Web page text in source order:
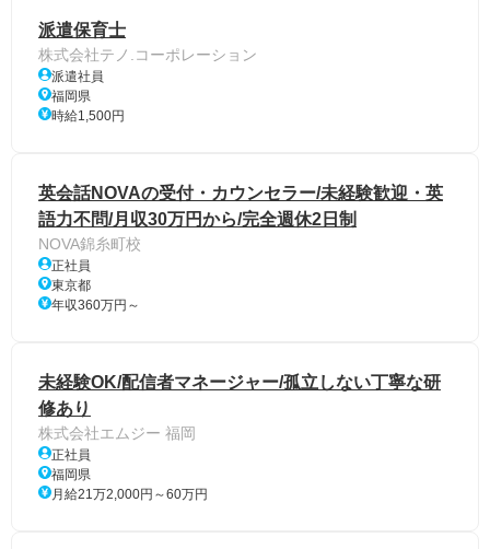
派遣保育士
株式会社テノ.コーポレーション
派遣社員
福岡県
時給1,500円
英会話NOVAの受付・カウンセラー/未経験歓迎・英
語力不問/月収30万円から/完全週休2日制
NOVA錦糸町校
正社員
東京都
年収360万円～
未経験OK/配信者マネージャー/孤立しない丁寧な研
修あり
株式会社エムジー 福岡
正社員
福岡県
月給21万2,000円～60万円